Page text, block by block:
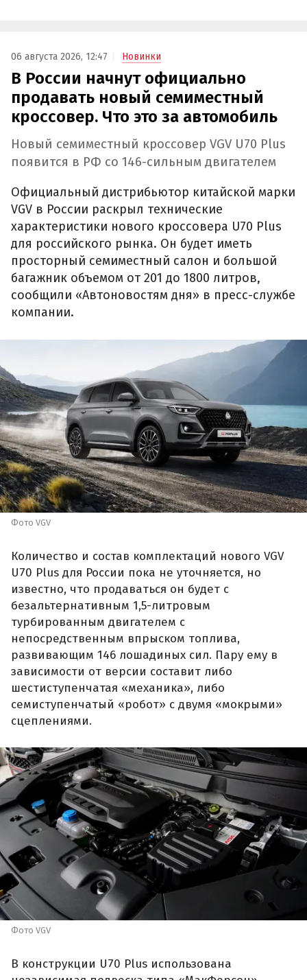
06 августа 2026, 12:47 Новинки
В России начнут официально
продавать новый семиместный
кроссовер. Что это за автомобиль
Новый семиместный кроссовер VGV U70 Plus
появится в РФ со 146-сильным двигателем
Официальный дистрибьютор китайской марки
VGV в России раскрыл технические
характеристики нового кроссовера U70 Plus
для российского рынка. Он будет иметь
просторный семиместный салон и большой
багажник объемом от 201 до 1800 литров,
сообщили «Автоновостям дня» в пресс-службе
компании.
Фото VGV
Количество и состав комплектаций нового VGV
U70 Plus для России пока не уточняется, но
известно, что продаваться он будет с
безальтернативным 1,5-литровым
турбированным двигателем с
непосредственным впрыском топлива,
развивающим 146 лошадиных сил. Пару ему в
зависимости от версии составит либо
шестиступенчатая «механика», либо
семиступенчатый «робот» с двумя «мокрыми»
сцеплениями.
Фото VGV
В конструкции U70 Plus использована